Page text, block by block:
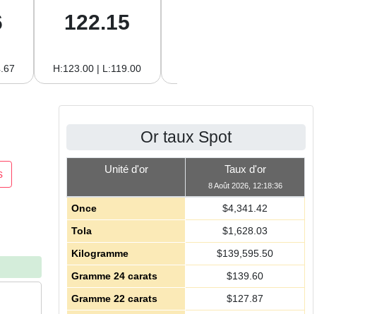
122.15
H:123.00 | L:119.00
Or taux Spot
Unité d'or Taux d'or
8 Août 2026, 12:18:36
Once $4,341.42
Tola
$1,628.03
Kilogramme
$139,595.50
Gramme 24 carats
$139.60
Gramme 22 carats
$127.87